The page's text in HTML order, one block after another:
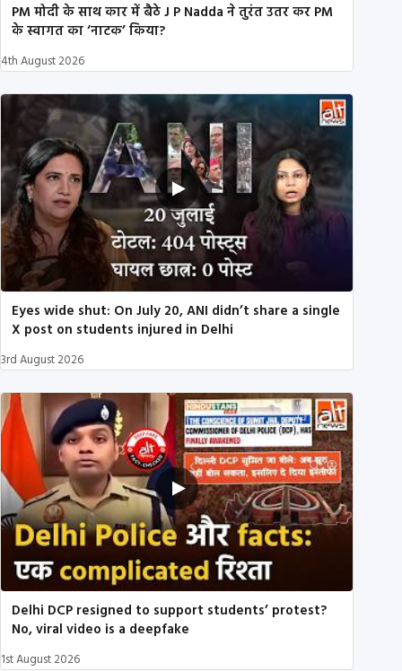
PM मोदी के साथ कार में बैठे J P Nadda ने तुरंत उतर कर PM
के स्वागत का ‘नाटक’ किया?
4th August 2026
Eyes wide shut: On July 20, ANI didn’t share a single
X post on students injured in Delhi
3rd August 2026
Delhi DCP resigned to support students’ protest?
No, viral video is a deepfake
1st August 2026